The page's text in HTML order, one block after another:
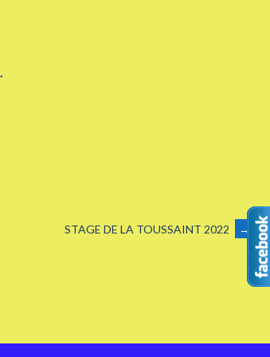
STAGE DE LA TOUSSAINT 2022 →